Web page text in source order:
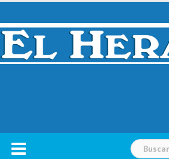
Skip
content
Buscar: